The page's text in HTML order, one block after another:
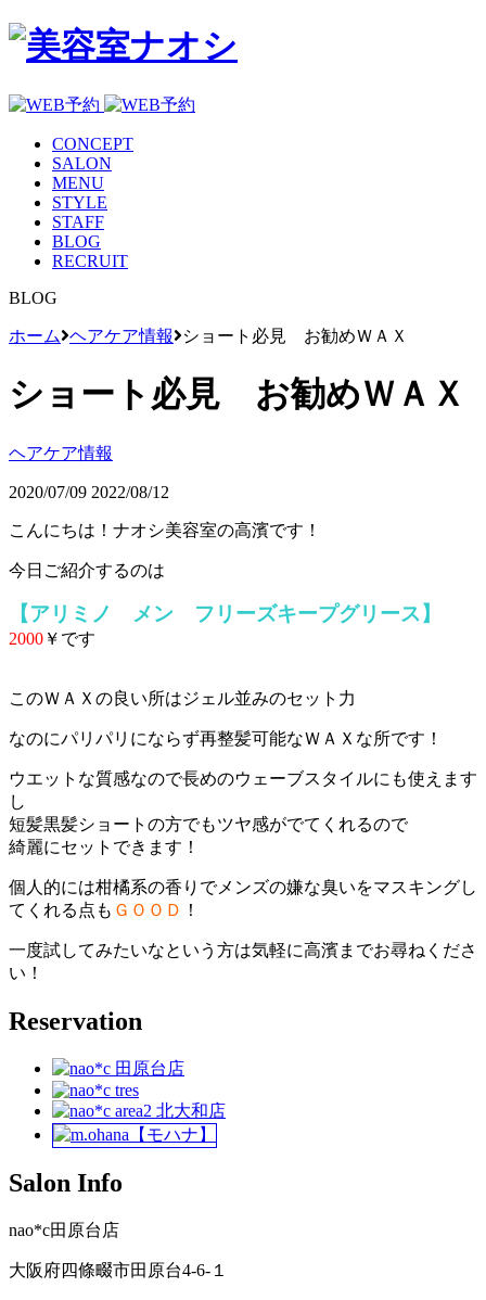
CONCEPT
SALON
MENU
STYLE
STAFF
BLOG
RECRUIT
BLOG
ホーム ヘアケア情報 ショート必見 お勧めＷＡＸ
ショート必見 お勧めＷＡＸ
ヘアケア情報
2020/07/09 2022/08/12
こんにちは！ナオシ美容室の高濱です！
今日ご紹介するのは
【アリミノ メン フリーズキープグリース】
2000 ￥です
このＷＡＸの良い所はジェル並みのセット力
なのにパリパリにならず再整髪可能なＷＡＸな所です！
ウエットな質感なので長めのウェーブスタイルにも使えます
し
短髪黒髪ショートの方でもツヤ感がでてくれるので
綺麗にセットできます！
個人的には柑橘系の香りでメンズの嫌な臭いをマスキングし
てくれる点も ＧＯＯＤ ！
一度試してみたいなという方は気軽に高濱までお尋ねくださ
い！
Reservation
Salon Info
nao*c田原台店
大阪府四條畷市田原台4-6-１